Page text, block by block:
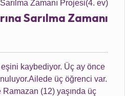
Sarılma Zamanı
eşini kaybediyor. Üç ay önce
üç öğrenci var.
(12) yaşında üç